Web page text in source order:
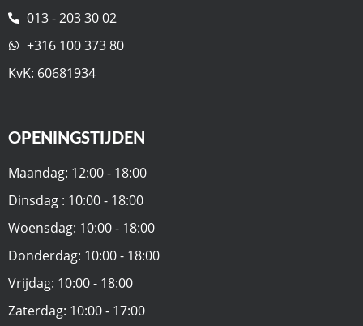
013 - 203 30 02
+316 100 373 80
KvK: 60681934
OPENINGSTIJDEN
Maandag: 12:00 - 18:00
Dinsdag : 10:00 - 18:00
Woensdag: 10:00 - 18:00
Donderdag: 10:00 - 18:00
Vrijdag: 10:00 - 18:00
Zaterdag: 10:00 - 17:00